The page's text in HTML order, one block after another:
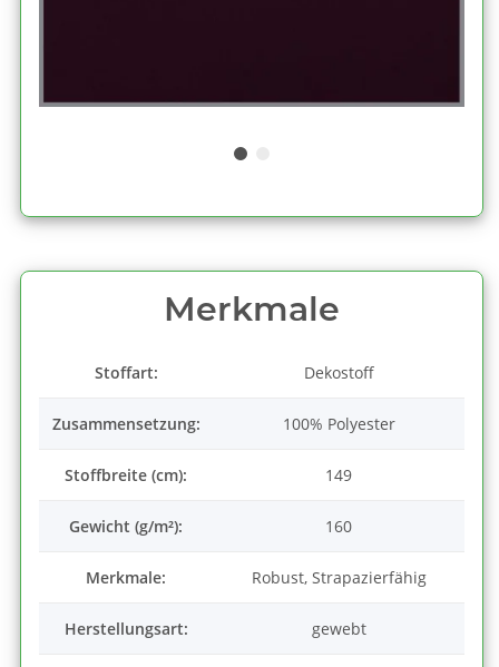
Merkmale
Stoffart: Dekostoff
Zusammensetzung: 100% Polyester
Stoffbreite (cm): 149
Gewicht (g/m²): 160
Merkmale: Robust, Strapazierfähig
Herstellungsart: gewebt